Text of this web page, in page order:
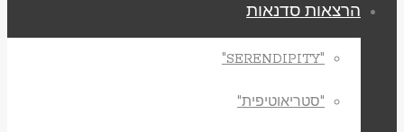
הרצאות סדנאות
"SERENDIPITY"
"סטריאוטיפית"